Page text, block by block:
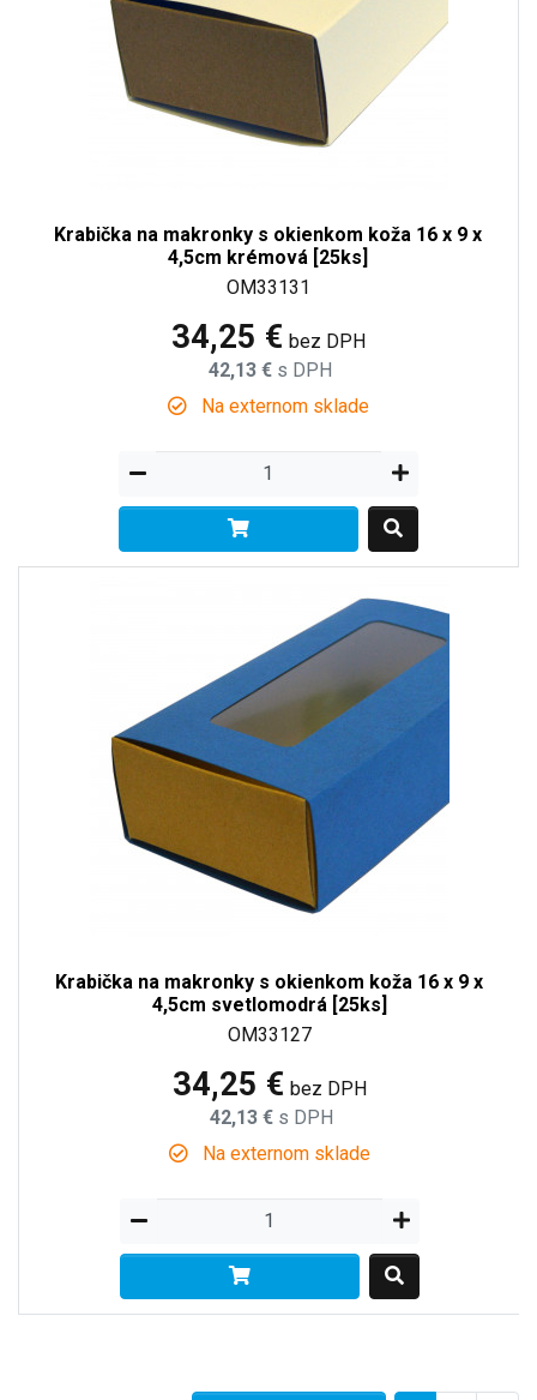
Krabička na makronky s okienkom koža 16 x 9 x
4,5cm krémová [25ks]
OM33131
34,25 € bez DPH
42,13 € s DPH
Na externom sklade
Krabička na makronky s okienkom koža 16 x 9 x
4,5cm svetlomodrá [25ks]
OM33127
34,25 € bez DPH
42,13 € s DPH
Na externom sklade